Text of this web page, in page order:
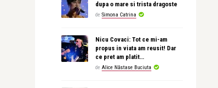
dupa o mare si trista dragoste
de Simona Catrina
Nicu Covaci: Tot ce mi-am
propus in viata am reusit! Dar
ce pret am platit…
de Alice Năstase Buciuta